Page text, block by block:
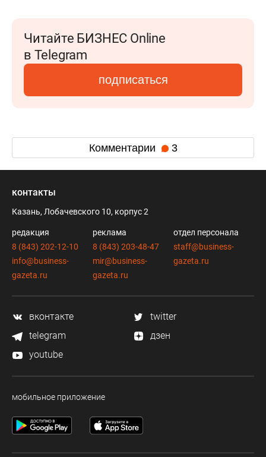
Читайте БИЗНЕС Online
в Telegram
подписаться
Комментарии 3
контакты
Казань, Лобачевского 10, корпус 2
редакция
8 (843) 202-12-10
info@business-
gazeta.ru
реклама
8 (843) 203-48-47
mir@business-
gazeta.ru
отдел персонала
staff@business-
gazeta.ru
вконтакте
twitter
telegram
дзен
youtube
мобильное приложение